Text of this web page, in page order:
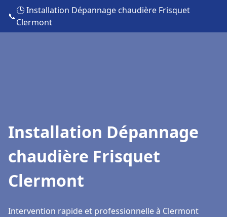
📞
🕒 Installation Dépannage chaudière Frisquet
Clermont
Installation Dépannage
chaudière Frisquet
Clermont
Intervention rapide et professionnelle à Clermont